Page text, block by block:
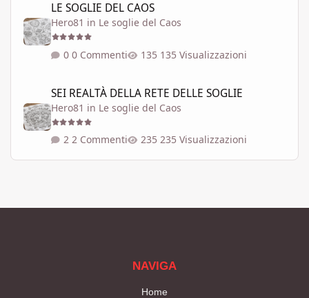
LE SOGLIE DEL CAOS
Hero81 in Le soglie del Caos
0 Commenti 135 Visualizzazioni
SEI REALTÀ DELLA RETE DELLE SOGLIE
Hero81 in Le soglie del Caos
2 Commenti 235 Visualizzazioni
NAVIGA
Home